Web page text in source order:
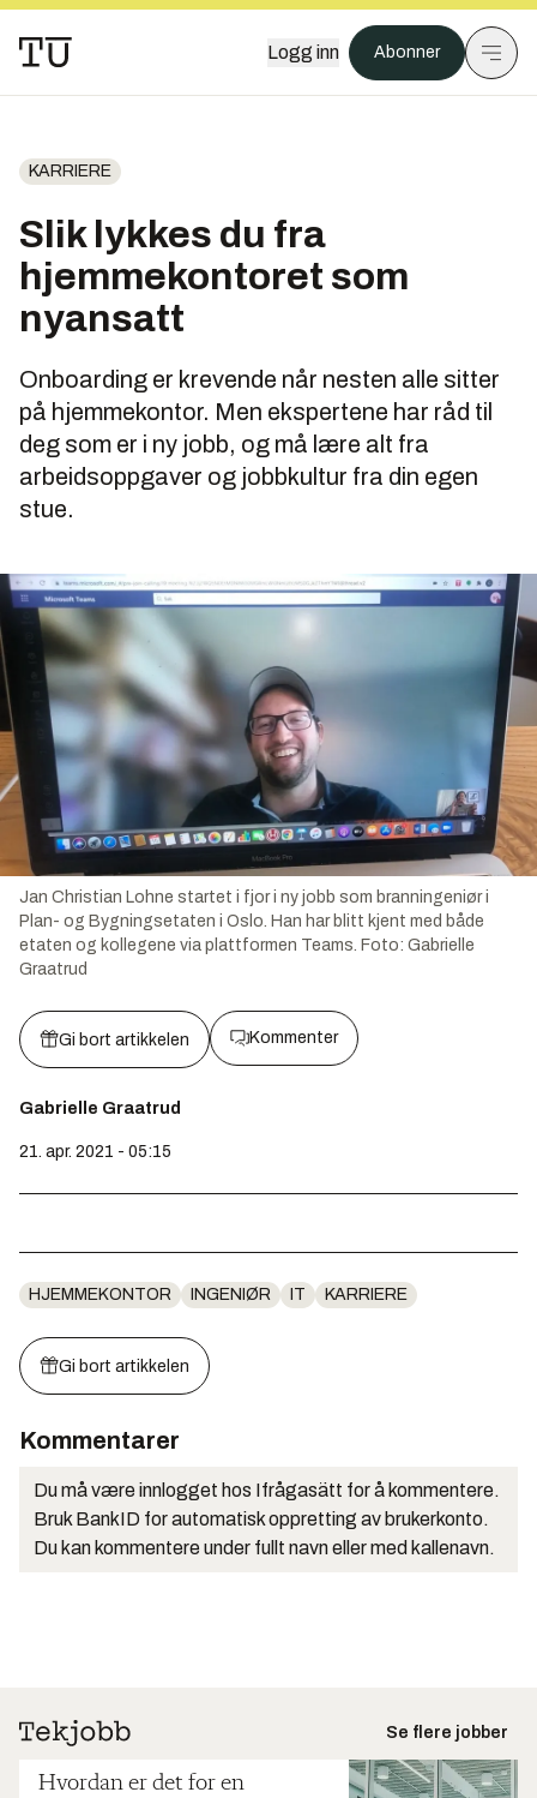
Logg inn Abonner
KARRIERE
Slik lykkes du fra
hjemmekontoret som
nyansatt
Onboarding er krevende når nesten alle sitter
på hjemmekontor. Men ekspertene har råd til
deg som er i ny jobb, og må lære alt fra
arbeidsoppgaver og jobbkultur fra din egen
stue.
Jan Christian Lohne startet i fjor i ny jobb som branningeniør i
Plan- og Bygningsetaten i Oslo. Han har blitt kjent med både
etaten og kollegene via plattformen Teams. Foto: Gabrielle
Graatrud
Gi bort artikkelen Kommenter
Gabrielle Graatrud
21. apr. 2021 - 05:15
HJEMMEKONTOR INGENIØR IT KARRIERE
Gi bort artikkelen
Kommentarer
Du må være innlogget hos Ifrågasätt for å kommentere.
Bruk BankID for automatisk oppretting av brukerkonto.
Du kan kommentere under fullt navn eller med kallenavn.
Se flere jobber
Hvordan er det for en